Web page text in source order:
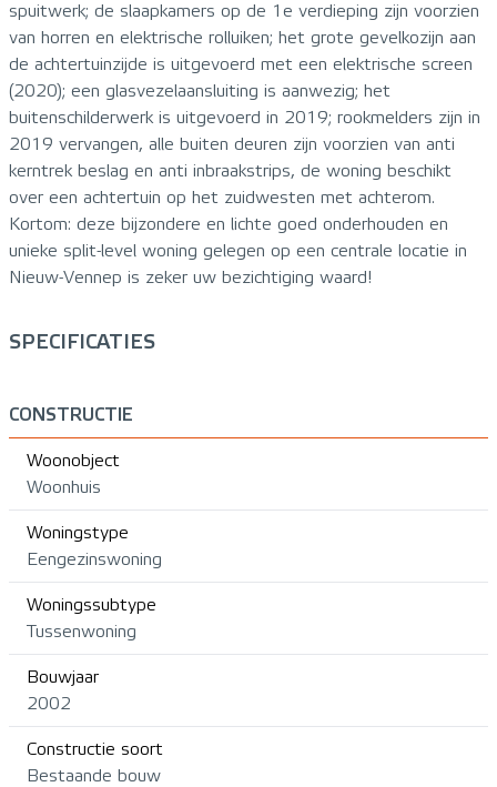
spuitwerk; de slaapkamers op de 1e verdieping zijn voorzien
van horren en elektrische rolluiken; het grote gevelkozijn aan
de achtertuinzijde is uitgevoerd met een elektrische screen
(2020); een glasvezelaansluiting is aanwezig; het
buitenschilderwerk is uitgevoerd in 2019; rookmelders zijn in
2019 vervangen, alle buiten deuren zijn voorzien van anti
kerntrek beslag en anti inbraakstrips, de woning beschikt
over een achtertuin op het zuidwesten met achterom.
Kortom: deze bijzondere en lichte goed onderhouden en
unieke split-level woning gelegen op een centrale locatie in
Nieuw-Vennep is zeker uw bezichtiging waard!
SPECIFICATIES
CONSTRUCTIE
Woonobject
Woonhuis
Woningstype
Eengezinswoning
Woningssubtype
Tussenwoning
Bouwjaar
2002
Constructie soort
Bestaande bouw